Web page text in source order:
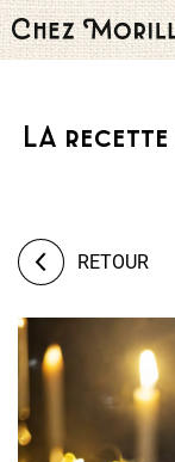
LA recette
RETOUR